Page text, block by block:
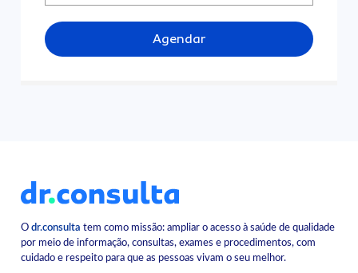
Agendar
Odr.consulta tem como missão: ampliar o acesso à saúde de qualidade
por meio de informação, consultas, exames e procedimentos, com
cuidado e respeito para que as pessoas vivam o seu melhor.